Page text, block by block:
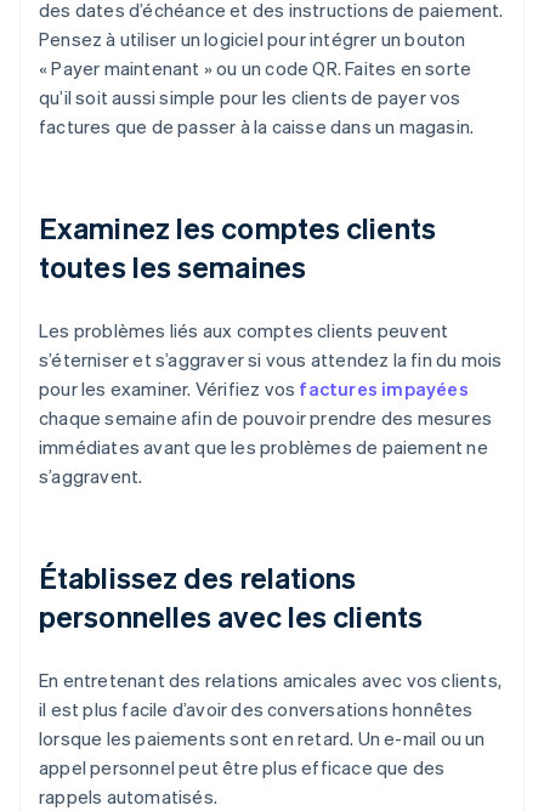
des dates d’échéance et des instructions de paiement.
Pensez à utiliser un logiciel pour intégrer un bouton
« Payer maintenant » ou un code QR. Faites en sorte
qu’il soit aussi simple pour les clients de payer vos
factures que de passer à la caisse dans un magasin.
Examinez les comptes clients
toutes les semaines
Les problèmes liés aux comptes clients peuvent
s’éterniser et s’aggraver si vous attendez la fin du mois
pour les examiner. Vérifiez vos factures impayées
chaque semaine afin de pouvoir prendre des mesures
immédiates avant que les problèmes de paiement ne
s’aggravent.
Établissez des relations
personnelles avec les clients
En entretenant des relations amicales avec vos clients,
il est plus facile d’avoir des conversations honnêtes
lorsque les paiements sont en retard. Un e-mail ou un
appel personnel peut être plus efficace que des
rappels automatisés.